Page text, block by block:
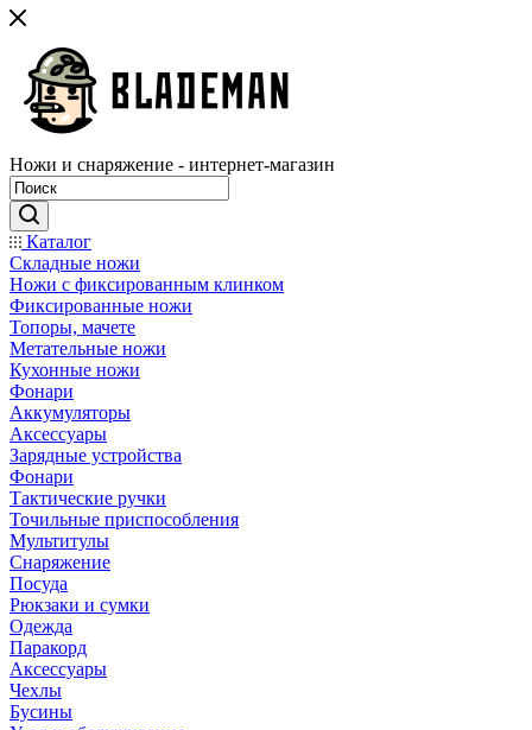
Ножи и снаряжение - интернет-магазин
Каталог
Складные ножи
Ножи с фиксированным клинком
Фиксированные ножи
Топоры, мачете
Метательные ножи
Кухонные ножи
Фонари
Аккумуляторы
Аксессуары
Зарядные устройства
Фонари
Тактические ручки
Точильные приспособления
Мультитулы
Снаряжение
Посуда
Рюкзаки и сумки
Одежда
Паракорд
Аксессуары
Чехлы
Бусины